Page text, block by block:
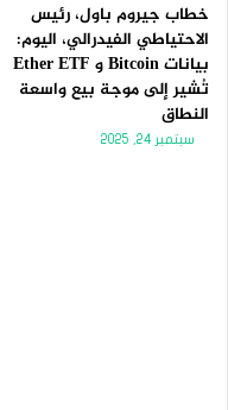
خطاب جيروم باول، رئيس
الاحتياطي الفيدرالي، اليوم:
بيانات Bitcoin و Ether ETF
تُشير إلى موجة بيع واسعة
النطاق
سبتمبر 24, 2025